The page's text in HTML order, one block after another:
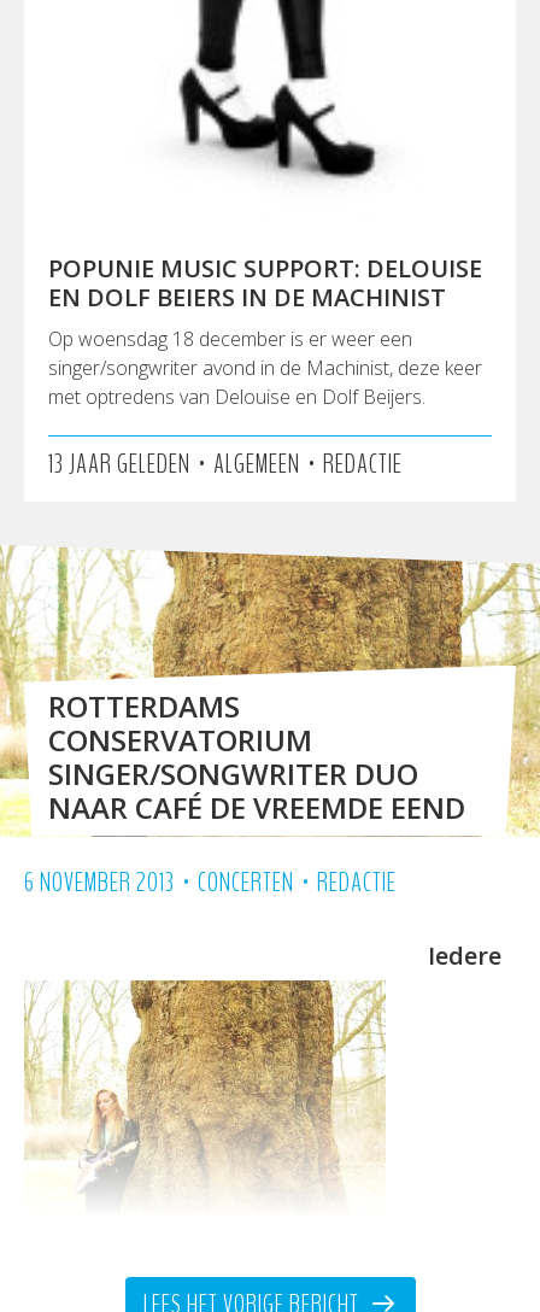
POPUNIE MUSIC SUPPORT: DELOUISE
EN DOLF BEIERS IN DE MACHINIST
Op woensdag 18 december is er weer een
singer/songwriter avond in de Machinist, deze keer
met optredens van Delouise en Dolf Beijers.
13 JAAR GELEDEN • ALGEMEEN • REDACTIE
ROTTERDAMS
CONSERVATORIUM
SINGER/SONGWRITER DUO
NAAR CAFÉ DE VREEMDE EEND
6 NOVEMBER 2013 • CONCERTEN • REDACTIE
Iedere
vrijdagavond verzorgt ToBe
LEES HET VORIGE BERICHT